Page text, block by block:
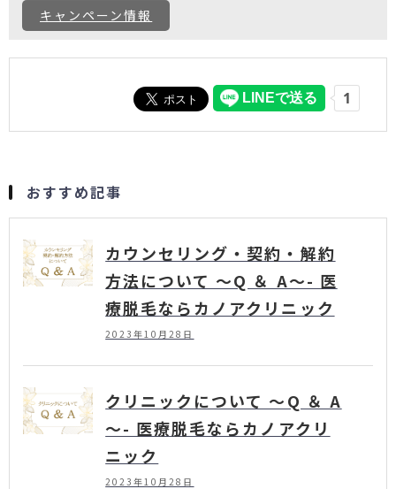
キャンペーン情報
おすすめ記事
カウンセリング・契約・解約
方法について ～Q ＆ A～- 医
療脱毛ならカノアクリニック
2023年10月28日
クリニックについて ～Q ＆ A
～- 医療脱毛ならカノアクリ
ニック
2023年10月28日